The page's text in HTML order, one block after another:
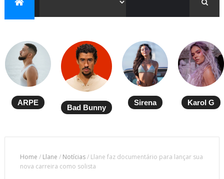
ARPE
Bad Bunny
Sirena Karol G
Home / Llane / Notícias/ Llane faz documentário para lançar sua
nova carreira como solista